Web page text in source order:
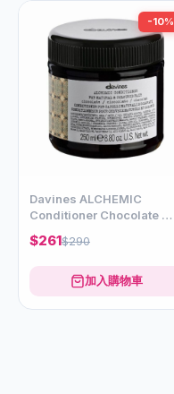
-10%
Davines ALCHEMIC
Conditioner Chocolate 可
可輕髮膜250ml
$261$290
加入購物車